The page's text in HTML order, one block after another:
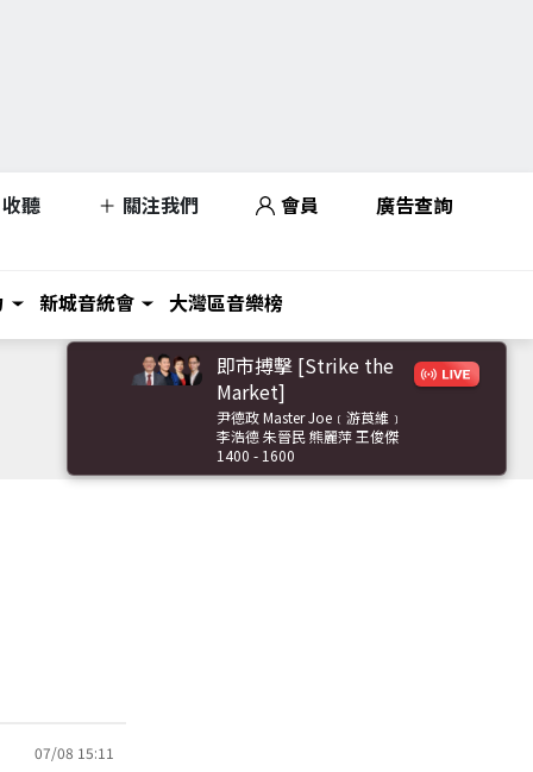
收聽 關注我們 會員 廣告查詢
新城音統會 大灣區音樂榜
即市搏擊 [Strike the
Market]
尹德政 Master Joe﹝游莨維﹞
李浩德 朱晉民 熊麗萍 王俊傑
1400 - 1600
07/08 15:11